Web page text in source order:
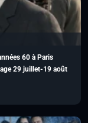
60 à Paris
29 juillet-19 août